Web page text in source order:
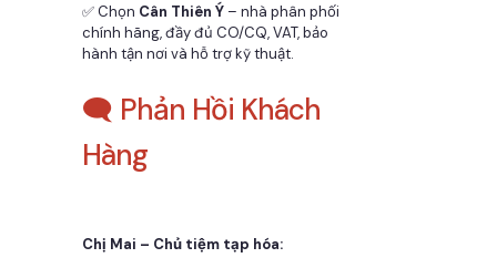
✅ Chọn Cân Thiên Ý – nhà phân phối
chính hãng, đầy đủ CO/CQ, VAT, bảo
hành tận nơi và hỗ trợ kỹ thuật.
🗨️ Phản Hồi Khách
Hàng
Chị Mai – Chủ tiệm tạp hóa: